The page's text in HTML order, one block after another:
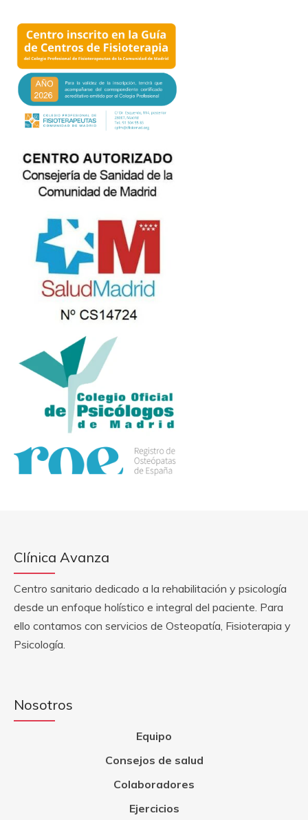
Clínica Avanza
Centro sanitario dedicado a la rehabilitación y psicología
desde un enfoque holístico e integral del paciente. Para
ello contamos con servicios de Osteopatía, Fisioterapia y
Psicología.
Nosotros
Equipo
Consejos de salud
Colaboradores
Ejercicios